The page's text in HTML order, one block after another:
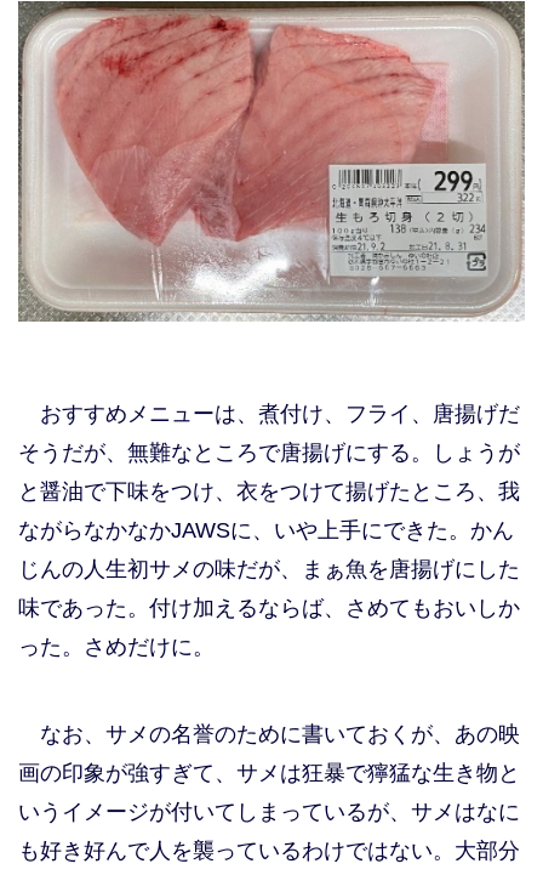
おすすめメニューは、煮付け、フライ、唐揚げだ
そうだが、無難なところで唐揚げにする。しょうが
と醤油で下味をつけ、衣をつけて揚げたところ、我
ながらなかなかJAWSに、いや上手にできた。かん
じんの人生初サメの味だが、まぁ魚を唐揚げにした
味であった。付け加えるならば、さめてもおいしか
った。さめだけに。
なお、サメの名誉のために書いておくが、あの映
画の印象が強すぎて、サメは狂暴で獰猛な生き物と
いうイメージが付いてしまっているが、サメはなに
も好き好んで人を襲っているわけではない。大部分